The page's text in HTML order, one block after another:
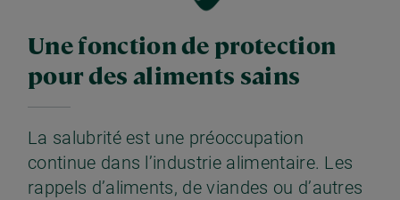
Une fonction de protection
pour des aliments sains
La salubrité est une préoccupation
continue dans l’industrie alimentaire. Les
rappels d’aliments, de viandes ou d’autres